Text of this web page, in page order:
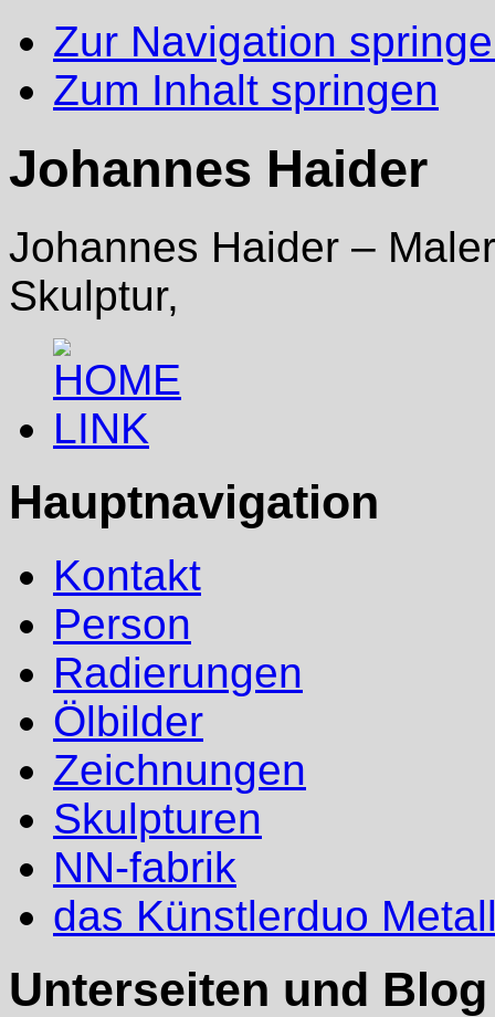
Zur Navigation
Zum Inhalt springen
Johannes Haider
Johannes Haider –
Skulptur,
Hauptnavigation
Kontakt
Person
Radierungen
Ölbilder
Zeichnungen
Skulpturen
NN-fabrik
das Künstlerduo
Unterseiten und